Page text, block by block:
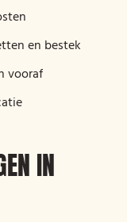
en bestek
vooraf
IN